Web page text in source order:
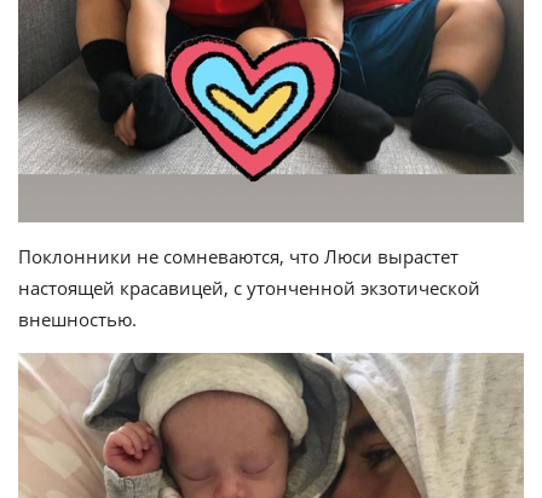
Поклонники не сомневаются, что Люси вырастет
настоящей красавицей, с утонченной экзотической
внешностью.